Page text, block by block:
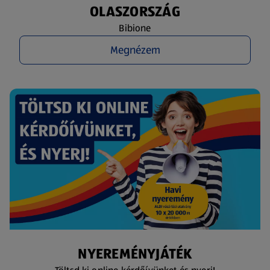
OLASZORSZÁG
Bibione
Megnézem
NYEREMÉNYJÁTÉK